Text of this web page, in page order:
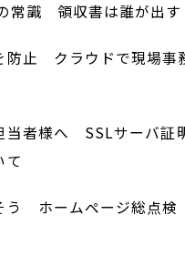
常識 領収書は誰が出す
防止 クラウドで現場事
当者様へ SSLサーバ証
て
う ホームページ総点検